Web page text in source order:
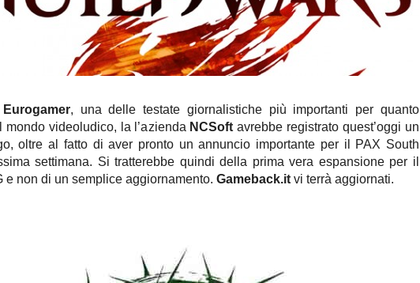
Eurogamer, una delle testate giornalistiche più importanti per quanto
mondo videoludico, la l’azienda NCSoft avrebbe registrato quest’oggi un
oltre al fatto di aver pronto un annuncio importante per il PAX South
settimana. Si tratterebbe quindi della prima vera espansione per il
e non di un semplice aggiornamento. Gameback.it vi terrà aggiornati.